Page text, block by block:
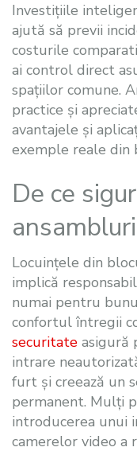
Investițiile
ajută să previi
costurile
ai control direct
spațiilor comune.
practice și
avantajele și
exemple reale din
De ce
Locuințele din
implică
numai pentru
confortul întregii
securitate asigură
intrare
furt și creează un
permanent. Mulți
introducerea unui
camerelor video a